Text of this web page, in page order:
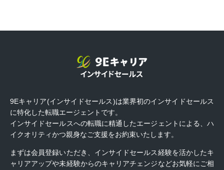
9Eキャリア(インサイドセールス)は業界初のインサイドセールス
に特化した転職エージェントです。
インサイドセールスへの転職に精通したエージェントによる、ハ
イクオリティかつ親身なご支援をお約束いたします。
まずは会員登録いただき、インサイドセールス経験を活かしたキ
ャリアアップや未経験からのキャリアチェンジなどお気軽にご相